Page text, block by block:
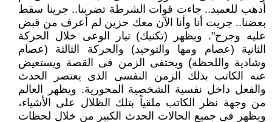
أذهب للعميد.. جاءت قوات الشرطة تضربنا.. جرينا سقط
بعضنا.. جريت أنا وأنا الآن معك حزين لم أعرف من قبض
عليه وجرح". ويظهر (تكنيك) تيار الوعى خلال الحركة
الثانية (عصام ومها والتوحيد) والحركة الثالثة (عصام
وشادية واللحظة) ويختفى الزمن فى القصة ويستعيض
عنه الكاتب بذلك الزمن النفسى الذى يعتصر الحدث
والفعل داخل نفسية الشخصية المحورية. ويظهر العالم
من وجهة نظر الكاتب ملقياً بتلك الظلال على الأشياء،
ويظهر فى جميع الحالات الحدث الكبير من خلال لحظات